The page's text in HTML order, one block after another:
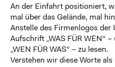
An der Einfahrt positioniert,
mal über das Gelände, mal
Anstelle des Firmenlogos der
Aufschrift „WAS FÜR WEN“
„WEN FÜR WAS“ – zu lesen.
Verstehen wir diese Worte